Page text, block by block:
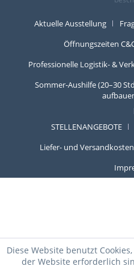
Aktuelle Ausstellung
Öffnungszeiten
Professionelle Logistik- &
Sommer-Aushilfe (20–30
STELLENANGEBOTE
Liefer- und Versandkosten
Diese Website benutzt
der Website erforderlich